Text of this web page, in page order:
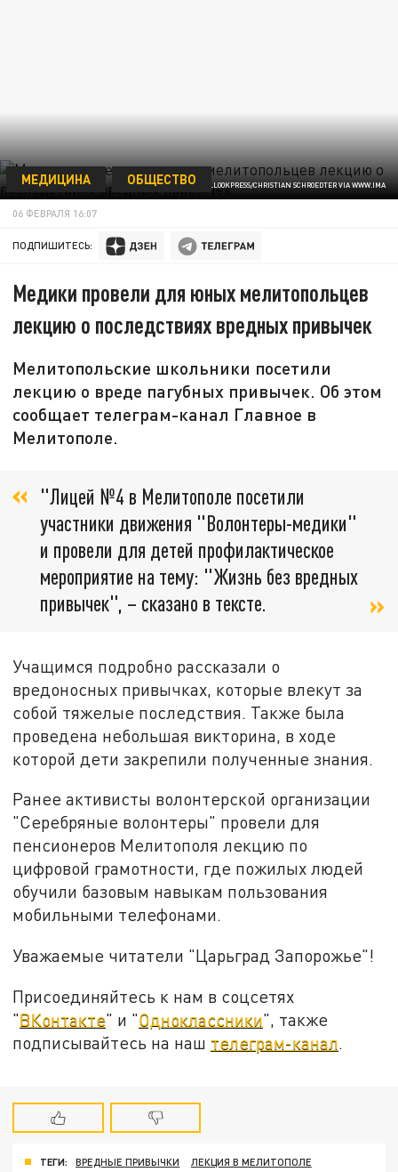
/GLOBALLOOKPRESS/CHRISTIAN SCHROEDTER VIA WWW.IMA
МЕДИЦИНА ОБЩЕСТВО
06 ФЕВРАЛЯ 16:07
ПОДПИШИТЕСЬ:
Медики провели для юных мелитопольцев
лекцию о последствиях вредных привычек
Мелитопольские школьники посетили
лекцию о вреде пагубных привычек. Об этом
сообщает телеграм-канал Главное в
Мелитополе.
"Лицей №4 в Мелитополе посетили
участники движения "Волонтеры-медики"
и провели для детей профилактическое
мероприятие на тему: "Жизнь без вредных
привычек", – сказано в тексте.
Учащимся подробно рассказали о
вредоносных привычках, которые влекут за
собой тяжелые последствия. Также была
проведена небольшая викторина, в ходе
которой дети закрепили полученные знания.
Ранее активисты волонтерской организации
"Серебряные волонтеры" провели для
пенсионеров Мелитополя лекцию по
цифровой грамотности, где пожилых людей
обучили базовым навыкам пользования
мобильными телефонами.
Уважаемые читатели "Царьград Запорожье"!
Присоединяйтесь к нам в соцсетях
"ВКонтакте" и "Одноклассники", также
подписывайтесь на наш телеграм-канал.
ТЕГИ: ВРЕДНЫЕ ПРИВЫЧКИ
ЛЕКЦИЯ В МЕЛИТОПОЛЕ